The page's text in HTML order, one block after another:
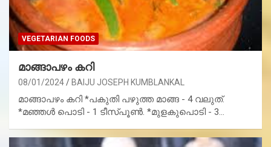
VEGETARIAN FOODS
മാങ്ങാപഴം കറി
08/01/2024 BAIJU JOSEPH KUMBLANKAL
മാങ്ങാപഴം കറി *പകുതി പഴുത്ത മാങ്ങ - 4 വലുത്.
*മഞ്ഞൾ പൊടി - 1 ടീസ്പൂൺ. *മുളകുപൊടി - 3…